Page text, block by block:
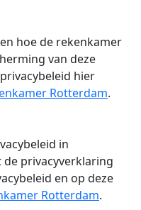
hoe de rekenkamer
van deze
hier
Rotterdam.
in
privacyverklaring
en op deze
Rotterdam.